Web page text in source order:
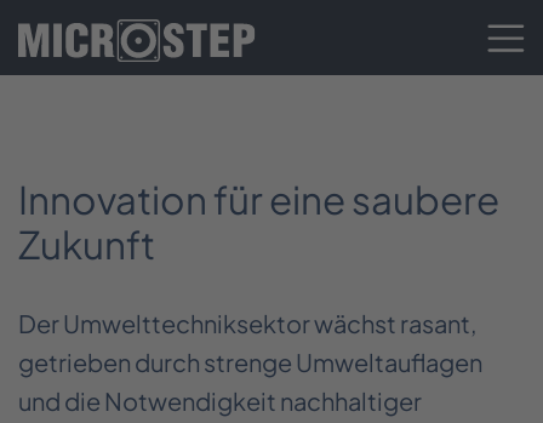
Innovation für eine saubere
Zukunft
Der Umwelttechniksektor wächst rasant,
getrieben durch strenge Umweltauflagen
und die Notwendigkeit nachhaltiger